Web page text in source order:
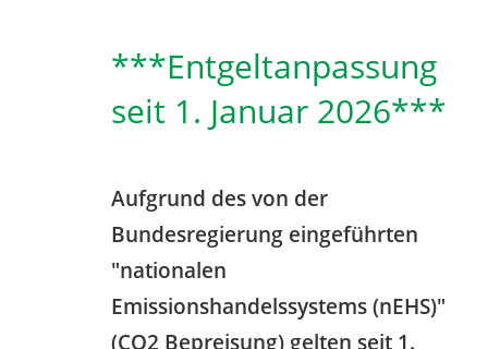
***Entgeltanpassung
seit 1. Januar 2026***
Aufgrund des von der
Bundesregierung eingeführten
"nationalen
Emissionshandelssystems (nEHS)"
(CO2 Bepreisung) gelten seit 1.